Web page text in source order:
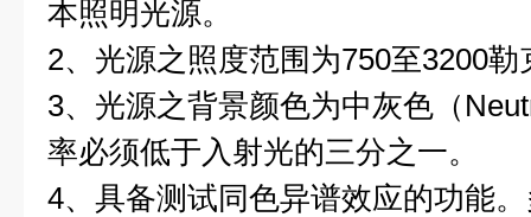
本照明光源。
2、光源之照度范围为750至3200
3、光源之背景颜色为中灰色（
率必须低于入射光的三分之一。
4、具备测试同色异谱效应的功能